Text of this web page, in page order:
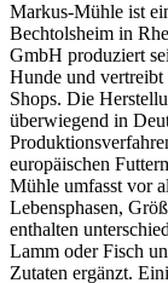
Markus-Mühle ist
Bechtolsheim in
GmbH produziert
Hunde und vertreibt
Shops. Die
überwiegend in
europäischen
Mühle umfasst vor
Lebensphasen,
enthalten
Lamm oder Fisch
Zutaten ergänzt.